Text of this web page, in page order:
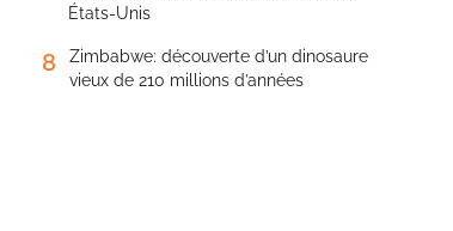
États-Unis
8
Zimbabwe: découverte d’un dinosaure
vieux de 210 millions d’années